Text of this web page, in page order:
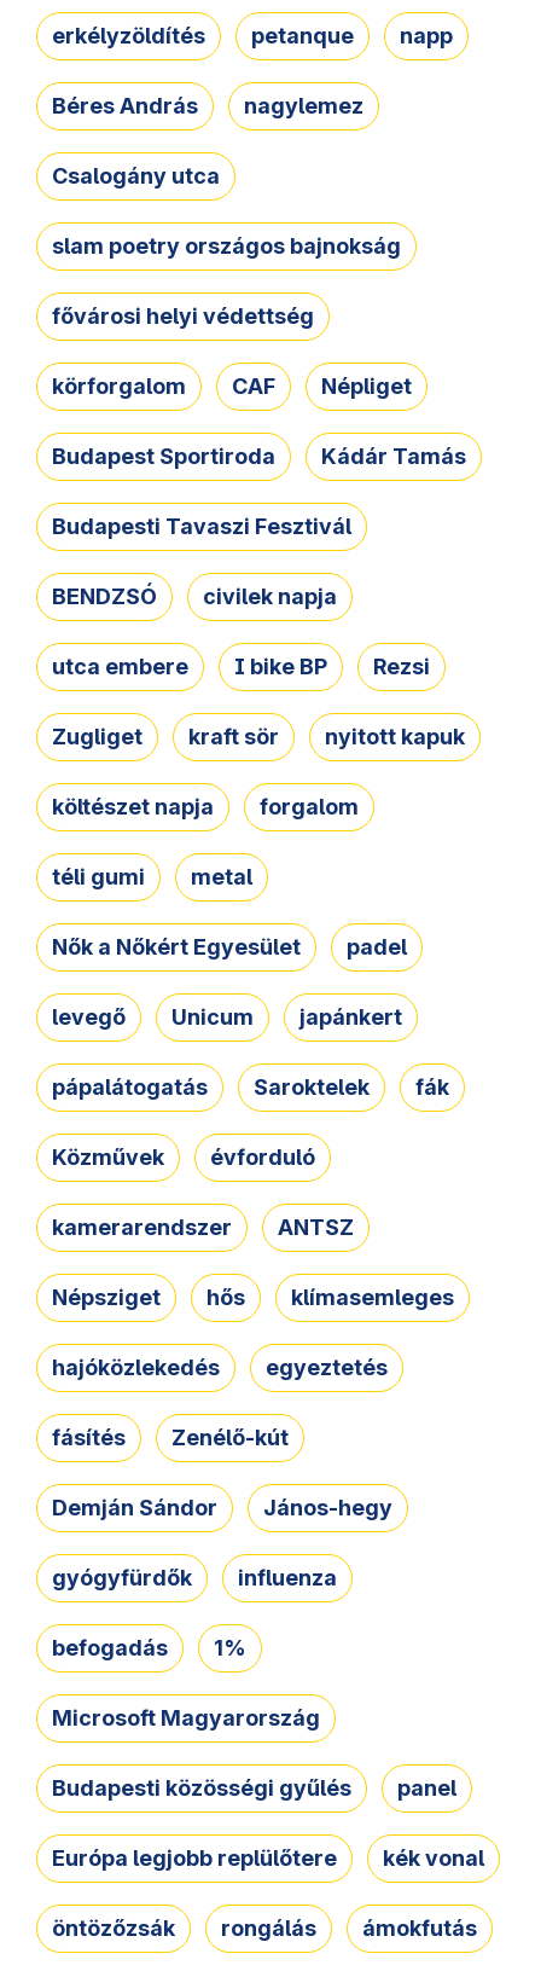
erkélyzöldítés petanque napp
Béres András nagylemez
Csalogány utca
slam poetry országos bajnokság
fővárosi helyi védettség
körforgalom CAF Népliget
Budapest Sportiroda Kádár Tamás
Budapesti Tavaszi Fesztivál
BENDZSÓ civilek napja
utca embere I bike BP Rezsi
Zugliget kraft sör nyitott kapuk
költészet napja forgalom
téli gumi metal
Nők a Nőkért Egyesület padel
levegő Unicum japánkert
pápalátogatás Saroktelek fák
Közművek évforduló
kamerarendszer ANTSZ
Népsziget hős klímasemleges
hajóközlekedés egyeztetés
fásítés Zenélő-kút
Demján Sándor János-hegy
gyógyfürdők influenza
befogadás 1%
Microsoft Magyarország
Budapesti közösségi gyűlés panel
Európa legjobb replülőtere kék vonal
öntözőzsák rongálás ámokfutás